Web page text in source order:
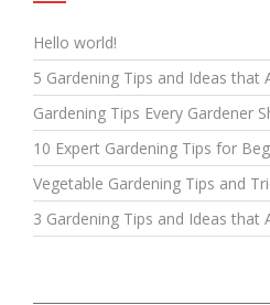
Hello world!
5 Gardening Tips and Ideas that
Gardening Tips Every Gardener
10 Expert Gardening Tips for
Vegetable Gardening Tips and
3 Gardening Tips and Ideas that